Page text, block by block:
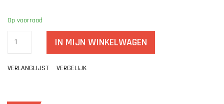
Op voorraad
IN MIJN WINKELWAGEN
VERLANGLIJST VERGELIJK